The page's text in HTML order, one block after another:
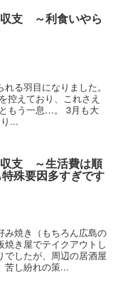
支 ～利食いやら
る羽目になりました。
控えており、これさえ
もう一息…。 3月も大
...
支 ～生活費は順
殊要因多すぎです
み焼き（もちろん広島の
き屋でテイクアウトし
でしたが、周辺の居酒屋
苦し紛れの策...